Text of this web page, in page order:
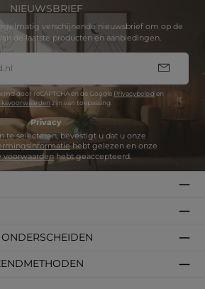
NIEUWSBRIEF
verschijnende nieuwsbrief om op de
de laatste producten en aanbiedingen.
door reCAPTCHA en de Google Privacybeleid en
zijn van toepassing.
Privacy
voorwaardenhebt geaccepteerd.